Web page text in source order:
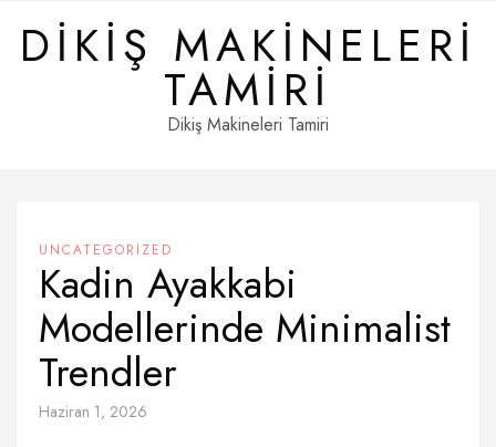
contentDIKIŞ MAKINELERI
TAMIRI
Dikiş Makineleri Tamiri
UNCATEGORIZED
Kadin Ayakkabi
Modellerinde Minimalist
Trendler
Haziran 1, 2026